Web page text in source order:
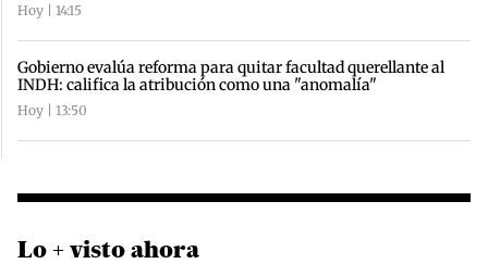
Hoy | 14:15
Gobierno evalúa reforma para quitar facultad querellante al
INDH: califica la atribución como una "anomalía"
Hoy | 13:50
Lo + visto ahora